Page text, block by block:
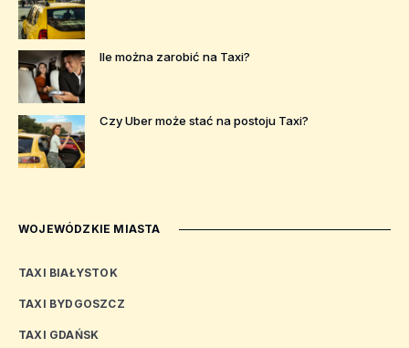
Ile można zarobić na Taxi?
Czy Uber może stać na postoju Taxi?
WOJEWÓDZKIE MIASTA
TAXI BIAŁYSTOK
TAXI BYDGOSZCZ
TAXI GDAŃSK